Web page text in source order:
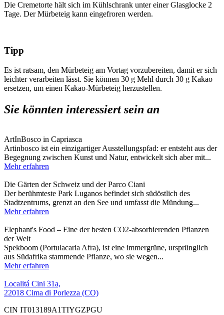
Die Cremetorte hält sich im Kühlschrank unter einer Glasglocke 2
Tage. Der Mürbeteig kann eingefroren werden.
Tipp
Es ist ratsam, den Mürbeteig am Vortag vorzubereiten, damit er sich
leichter verarbeiten lässt. Sie können 30 g Mehl durch 30 g Kakao
ersetzen, um einen Kakao-Mürbeteig herzustellen.
Sie könnten interessiert sein an
ArtInBosco in Capriasca
Artinbosco ist ein einzigartiger Ausstellungspfad: er entsteht aus der
Begegnung zwischen Kunst und Natur, entwickelt sich aber mit...
Mehr erfahren
Die Gärten der Schweiz und der Parco Ciani
Der berühmteste Park Luganos befindet sich südöstlich des
Stadtzentrums, grenzt an den See und umfasst die Mündung...
Mehr erfahren
Elephant's Food – Eine der besten CO2-absorbierenden Pflanzen
der Welt
Spekboom (Portulacaria Afra), ist eine immergrüne, ursprünglich
aus Südafrika stammende Pflanze, wo sie wegen...
Mehr erfahren
Localitá Cini 31a,
22018 Cima di Porlezza (CO)
CIN IT013189A1TIYGZPGU